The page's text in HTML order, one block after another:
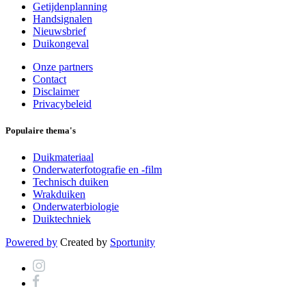
Getijdenplanning
Handsignalen
Nieuwsbrief
Duikongeval
Onze partners
Contact
Disclaimer
Privacybeleid
Populaire thema's
Duikmateriaal
Onderwaterfotografie en -film
Technisch duiken
Wrakduiken
Onderwaterbiologie
Duiktechniek
Powered by Created by Sportunity